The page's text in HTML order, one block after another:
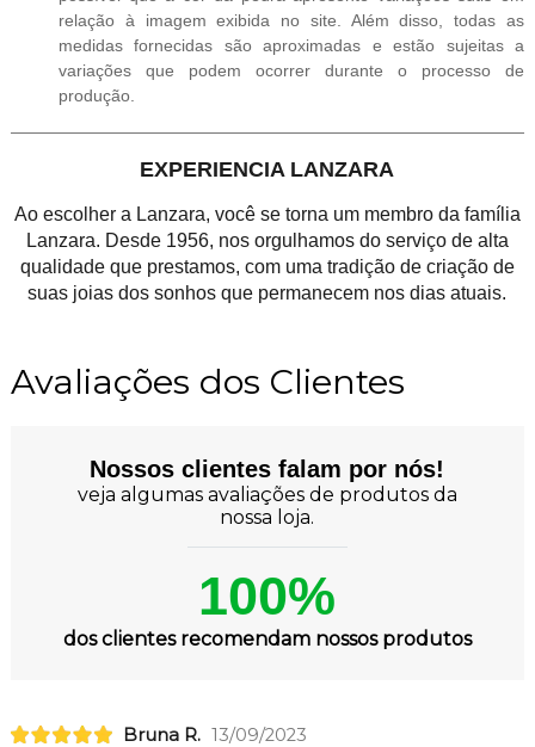
relação à imagem exibida no site. Além disso, todas as
medidas fornecidas são aproximadas e estão sujeitas a
variações que podem ocorrer durante o processo de
produção.
EXPERIENCIA LANZARA
Ao escolher a Lanzara, você se torna um membro da família
Lanzara. Desde 1956, nos orgulhamos do serviço de alta
qualidade que prestamos, com uma tradição de criação de
suas joias dos sonhos que permanecem nos dias atuais.
Avaliações dos Clientes
Nossos clientes falam por nós!
veja algumas avaliações de produtos da
nossa loja.
100%
dos clientes recomendam nossos produtos
Bruna R. 13/09/2023